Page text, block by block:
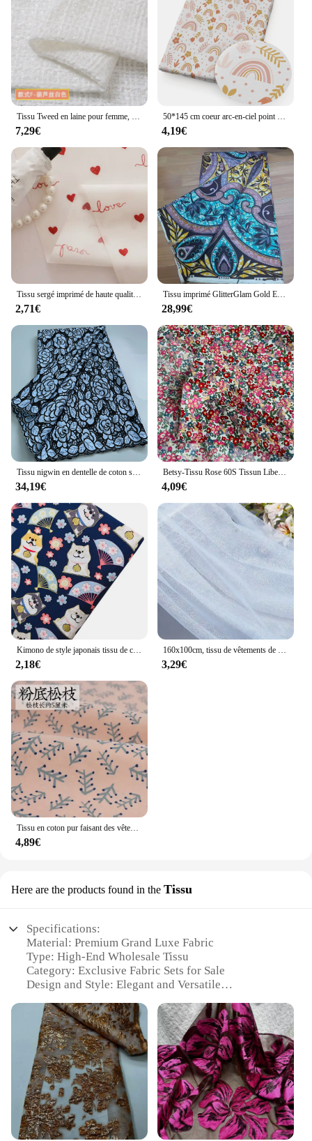
Tissu Tweed en laine pour femme, 1/2/3M, en Fiber, à carreaux, pour bricolage, manteau, vêtements, robe, couture faite à la main, automne et hiver
7,29€
50*145 cm coeur arc-en-ciel point géométrique Polyester coton/pur coton tissu pour la couture de tissus Quilting tissus couture bricolage
4,19€
Tissu sergé imprimé de haute qualité avec coton, 160x50cm, motifs de fleurs, questionpour projets de couture bricolage grill
2,71€
Tissu imprimé GlitterGlam Gold Embellished Ankara, Super Amazer Grand, Africain, NigWin, Avertir, group, Original, Couture, 100%
28,99€
Tissu nigwin en dentelle de coton sec noir pour femmes, dentelle suisse brodée, robe de soirée africaine, haute qualité, A3841, 2024
34,19€
Betsy-Tissu Rose 60S Tissun Liberty 100% Coton pour Enfants, Bébé, Couture de Robes Grill, Jupe, Bricolage, Fait Main, Patchwork, Mètre
4,09€
Kimono de style japonais tissu de coton bronzé, tissu Cheongsam d'impression de dorure pour patchwork, textile à la maison, matériel fait à la main
2,18€
160x100cm, tissu de vêtements de scène en gaze d'estampage à chaud coloré, robe de pulvérisation d'or, fil de maille de poudre brillante argentée
3,29€
Tissu en coton pur faisant des vêtements, fleur de Noël, automne et hiver, 140x50cm, nouveau
4,89€
Here are the products found in the Tissu
Specifications:
Material: Premium Grand Luxe Fabric
Type: High-End Wholesale Tissu
Category: Exclusive Fabric Sets for Sale
Design and Style: Elegant and Versatile
Home Decor
Performance and Property: Durable and Luxurious
Features:
**Elegance Redefined**
Crafted from the finest Grand Luxe fabric, this tissu
is a testament to luxury and sophistication. Its
sumptuous texture and rich hues make it an
irresistible choice for those seeking to elevate their
fashion or home decor. The elegant design and style